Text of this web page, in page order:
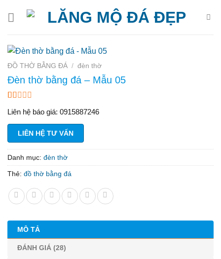
ĐỒ THỜ BẰNG ĐÁ / đèn thờ
Đèn thờ bằng đá – Mẫu 05
trên
5
dựa
trên
giá
Liên hệ báo giá: 0915887246
LIÊN HỆ TƯ VẤN
Danh mục: đèn thờ
Thẻ: đồ thờ bằng đá
MÔ TẢ
ĐÁNH GIÁ (28)